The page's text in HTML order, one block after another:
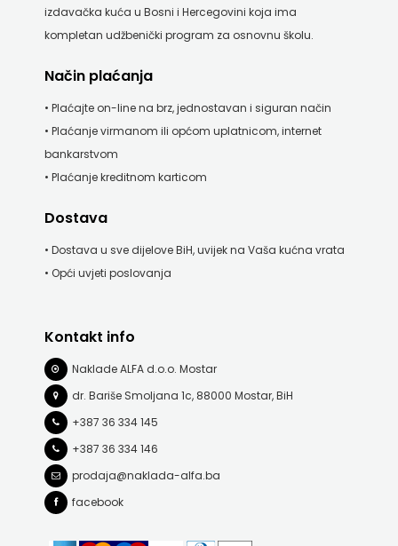
izdavačka kuća u Bosni i Hercegovini koja ima
kompletan udžbenički program za osnovnu školu.
Način plaćanja
• Plaćajte on-line na brz, jednostavan i siguran način
• Plaćanje virmanom ili općom uplatnicom, internet
bankarstvom
• Plaćanje kreditnom karticom
Dostava
• Dostava u sve dijelove BiH, uvijek na Vaša kućna vrata
• Opći uvjeti poslovanja
Kontakt info
Naklade ALFA d.o.o. Mostar
dr. Bariše Smoljana 1c, 88000 Mostar, BiH
+387 36 334 145
+387 36 334 146
prodaja@naklada-alfa.ba
facebook